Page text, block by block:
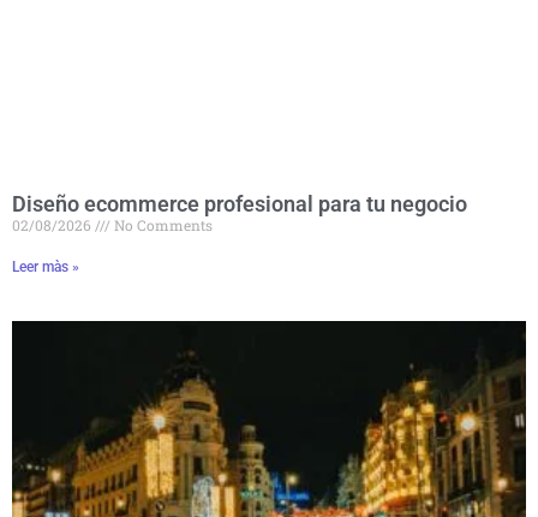
Diseño ecommerce profesional para tu negocio
02/08/2026 No Comments
Leer màs »